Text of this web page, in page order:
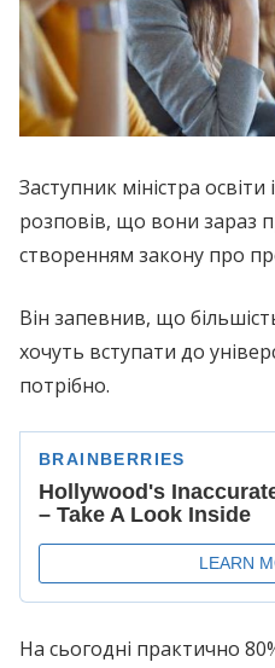
Заступник міністра
розповів, що вони зараз
створенням закону про
Він запевнив, що
хочуть вступати до
потрібно.
На сьогодні практично